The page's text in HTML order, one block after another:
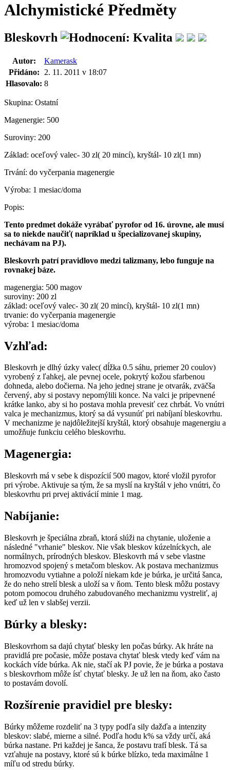
Alchymistické Předměty
Bleskovrh
Autor:
Kamerask
Přidáno:
2. 11. 2011 v 18:07
Hlasovalo: 8
Skupina: Ostatní
Magenergie: 500
Suroviny: 200
Základ: oceľový valec- 30 zl( 20 mincí), kryštál- 10 zl(1 mn)
Trvání: do vyčerpania magenergie
Výroba: 1 mesiac/doma
Popis:
Tento predmet dokáže vyrábať pyrofor od 16. úrovne, ale musí
sa to niekde naučiť( napríklad u špecializovanej skupiny,
nechávam na PJ).
Bleskovrh patrí pravidlovo medzi talizmany, lebo funguje na
rovnakej báze.
magenergia: 500 magov
suroviny: 200 zl
základ: oceľový valec- 30 zl( 20 mincí), kryštál- 10 zl(1 mn)
trvanie: do vyčerpania magenergie
výroba: 1 mesiac/doma
Vzhľad:
Bleskovrh je dlhý úzky valec( dĺžka 0.5 sáhu, priemer 20 coulov)
vyrobený z ľahkej, ale pevnej ocele, pokrytý kožou sfarbenou
dohneda, alebo dočierna. Na jeho jednej strane je otvarák, zväčša
červený, aby si postavy nepomýlili konce. Na valci je pripevnené
krátke lanko, aby si ho postava mohla prevesiť cez chrbát. Vo vnútri
valca je mechanizmus, ktorý sa dá vysunúť pri nabíjaní bleskovrhu.
V mechanizme je najdôležitejší kryštál, ktorý obsahuje magenergiu a
umožňuje funkciu celého bleskovrhu.
Magenergia:
Bleskovrh má v sebe k dispozícií 500 magov, ktoré vložil pyrofor
pri výrobe. Aktivuje sa tým, že sa myslí na kryštál v jeho vnútri, čo
bleskovrhu pri prvej aktivácií minie 1 mag.
Nabíjanie:
Bleskovrh je špeciálna zbraň, ktorá slúži na chytanie, uloženie a
následné "vrhanie" bleskov. Nie však bleskov kúzelníckych, ale
normálnych, prírodných bleskov. Bleskovrh má v sebe vlastne
hromozvod spojený s metačom bleskov. Ak postava mechanizmus
hromozvodu vytiahne a položí niekam kde je búrka, je určitá šanca,
že do neho strelí blesk a uloží sa v ňom. Tento blesk môžu postavy
potom pomocou druhého zabudovaného mechanizmu vystreliť, aj
keď už len v slabšej verzii.
Búrky a blesky:
Bleskovrhom sa dajú chytať blesky len počas búrky. Ak hráte na
pravidlá pre počasie, môže postava chytať blesk vtedy keď vám na
kockách víde búrka. Ak nie, stačí ak PJ povie, že je búrka a postava
s bleskovrhom môže ísť chytať blesky. Je už len na ňom, ako často
to postavám dovolí.
Rozšírenie pravidiel pre blesky:
Búrky môžeme rozdeliť na 3 typy podľa sily dažďa a intenzity
bleskov: slabé, mierne a silné. Podľa hodu k% sa vždy určí, aká
búrka nastane. Pri každej je šanca, že postavu trafí blesk. Tá sa
vzťahuje na postavy, ktoré sú k búrke blízko, teda maximálne 1
míľu od stredu búrky.